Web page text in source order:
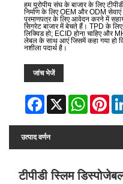
हम यूरोपीय संघ के बाजार के लिए
निर्माण के लिए OEM और ODM सेवाएं
प्रमाणपत्र के लिए आवेदन करने में
सिगरेट बाजार में बेचते हैं। TPD के
लिक्विड हो; ECID होना चाहिए और
लेबल के साथ आएं जिसमें कहा गया हो
नशीला पदार्थ है।
जांच भेजें
Facebook WhatsApp
उत्पाद वर्णन
टीपीडी स्लिम